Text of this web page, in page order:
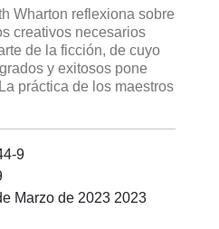
Wharton reflexiona sobre
creativos necesarios
de la ficción, de cuyo
y exitosos pone
práctica de los maestros
9
Marzo de 2023 2023